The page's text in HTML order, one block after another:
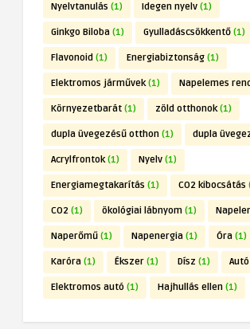
Nyelvtanulás (1) Idegen nyelv (1)
Ginkgo Biloba (1) Gyulladáscsökkentő (1)
Flavonoid (1) Energiabiztonság (1)
Elektromos járművek(1) Napelemes
Környezetbarát (1) zöld otthonok(1)
dupla üvegezésű otthon (1) dupla
Acrylfrontok(1) Nyelv (1)
Energiamegtakarítás (1) CO2 kibocsátás
CO2 (1) ökológiai lábnyom (1)
Naperőmű (1) Napenergia (1) Óra (1)
Karóra (1) Ékszer (1) Dísz (1) Autó
Elektromos autó (1) Hajhullás ellen (1)